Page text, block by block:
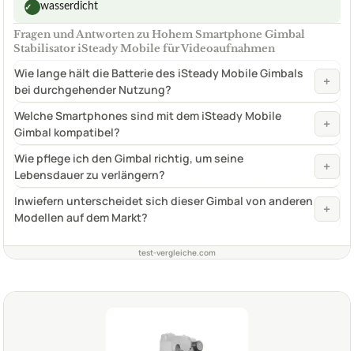
✓ wasserdicht
Fragen und Antworten zu Hohem Smartphone Gimbal
Stabilisator iSteady Mobile für Videoaufnahmen
Wie lange hält die Batterie des iSteady Mobile Gimbals
bei durchgehender Nutzung?
+
Welche Smartphones sind mit dem iSteady Mobile
Gimbal kompatibel?
+
Wie pflege ich den Gimbal richtig, um seine
Lebensdauer zu verlängern?
+
Inwiefern unterscheidet sich dieser Gimbal von anderen
Modellen auf dem Markt?
+
test-vergleiche.com